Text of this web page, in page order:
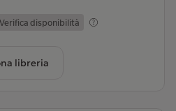
Verifica disponibilità
libreria